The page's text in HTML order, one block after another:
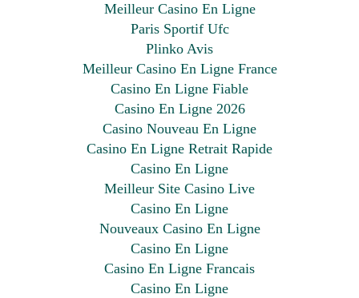
Meilleur Casino En Ligne
Paris Sportif Ufc
Plinko Avis
Meilleur Casino En Ligne France
Casino En Ligne Fiable
Casino En Ligne 2026
Casino Nouveau En Ligne
Casino En Ligne Retrait Rapide
Casino En Ligne
Meilleur Site Casino Live
Casino En Ligne
Nouveaux Casino En Ligne
Casino En Ligne
Casino En Ligne Francais
Casino En Ligne